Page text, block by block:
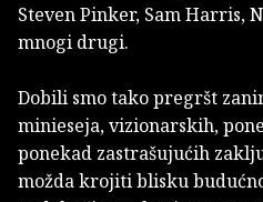
Steven Pinker, Sam Harris,
mnogi drugi.
Dobili smo tako pregršt
minieseja, vizionarskih,
ponekad zastrašujućih
možda krojiti blisku